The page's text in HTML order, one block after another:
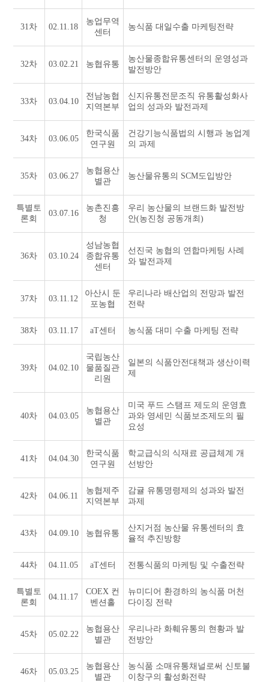
31차 02.11.18
농업무역
센터
농식품 대일수출 마케팅전략
32차 03.02.21 농협유통
농산물종합유통센터의 운영성과
발전방안
33차 03.04.10
전남농협
지역본부
신지유통전문조직 유통활성화사
업의 성과와 발전과제
34차 03.06.05
한국식품
연구원
건강기능식품법의 시행과 농업계
의 과제
35차 03.06.27
농협용산
별관
농산물유통의 SCM도입방안
특별토
론회
03.07.16
농촌진흥
청
우리 농산물의 브랜드화 발전방
안(농진청 공동개최)
36차 03.10.24
성남농협
종합유통
센터
선진국 농협의 연합마케팅 사례
와 발전과제
37차 03.11.12
아산시 둔
포농협
우리나라 배산업의 전망과 발전
전략
38차 03.11.17 aT센터 농식품 대미 수출 마케팅 전략
39차 04.02.10
국립농산
물품질관
리원
일본의 식품안전대책과 생산이력
제
40차 04.03.05
농협용산
별관
미국 푸드 스탬프 제도의 운영효
과와 영세민 식품보조제도의 필
요성
41차 04.04.30
한국식품
연구원
학교급식의 식재료 공급체계 개
선방안
42차 04.06.11
농협제주
지역본부
감귤 유통명령제의 성과와 발전
과제
43차 04.09.10 농협유통
산지거점 농산물 유통센터의 효
율적 추진방향
44차 04.11.05 aT센터 전통식품의 마케팅 및 수출전략
특별토
론회
04.11.17
COEX 컨
벤션홀
뉴미디어 환경하의 농식품 머천
다이징 전략
45차 05.02.22
농협용산
별관
우리나라 화훼유통의 현황과 발
전방안
46차 05.03.25
농협용산
별관
농식품 소매유통채널로써 신토불
이창구의 활성화전략